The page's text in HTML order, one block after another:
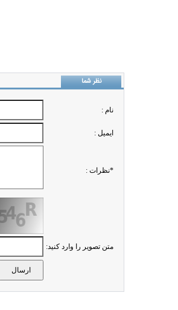
نظر شما
نام :
ايميل :
*نظرات :
متن تصویر را وارد کنید: